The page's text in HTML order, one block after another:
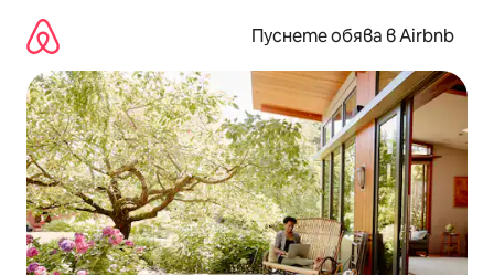
съдържанието
Пуснете обява в Airbnb